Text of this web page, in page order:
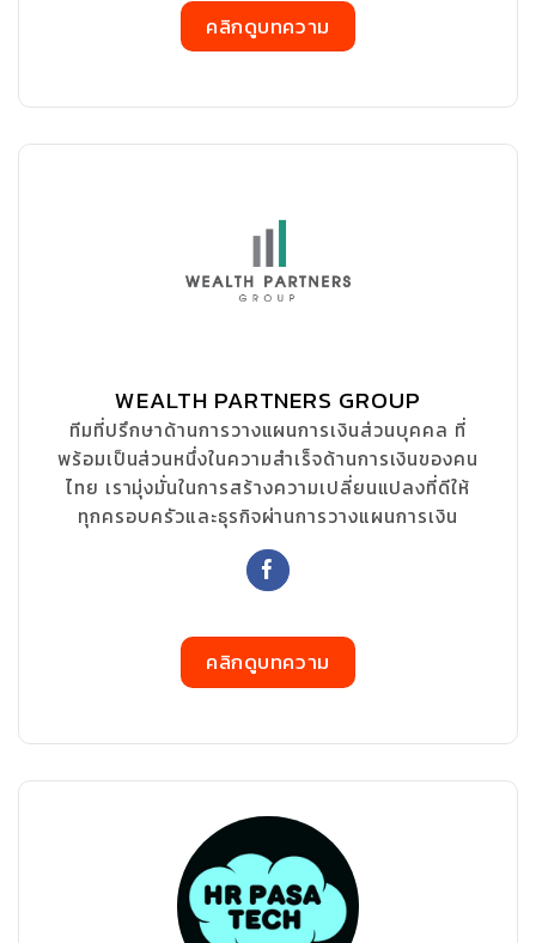
คลิกดูบทความ
WEALTH PARTNERS GROUP
ทีมที่ปรึกษาด้านการวางแผนการเงินส่วนบุคคล ที่
พร้อมเป็นส่วนหนึ่งในความสำเร็จด้านการเงินของคน
ไทย เรามุ่งมั่นในการสร้างความเปลี่ยนแปลงที่ดีให้
ทุกครอบครัวและธุรกิจผ่านการวางแผนการเงิน
คลิกดูบทความ